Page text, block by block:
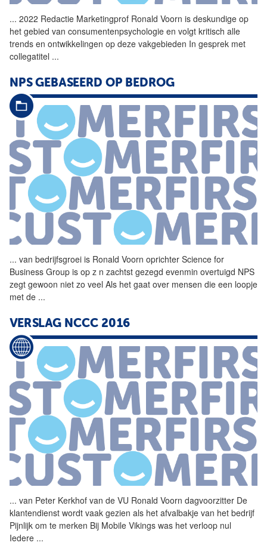
... 2022 Redactie Marketingprof Ronald Voorn is deskundige op
het gebied van consumentenpsychologie en volgt kritisch alle
trends en ontwikkelingen op deze vakgebieden In gesprek met
collegatitel ...
NPS GEBASEERD OP BEDROG
... van bedrijfsgroei is Ronald Voorn oprichter Science for
Business Group is op z n zachtst gezegd evenmin overtuigd NPS
zegt gewoon niet zo veel Als het gaat over mensen die een loopje
met de ...
VERSLAG NCCC 2016
... van Peter Kerkhof van de VU Ronald Voorn dagvoorzitter De
klantendienst wordt vaak gezien als het afvalbakje van het bedrijf
Pijnlijk om te merken Bij Mobile Vikings was het verloop nul
Iedere ...